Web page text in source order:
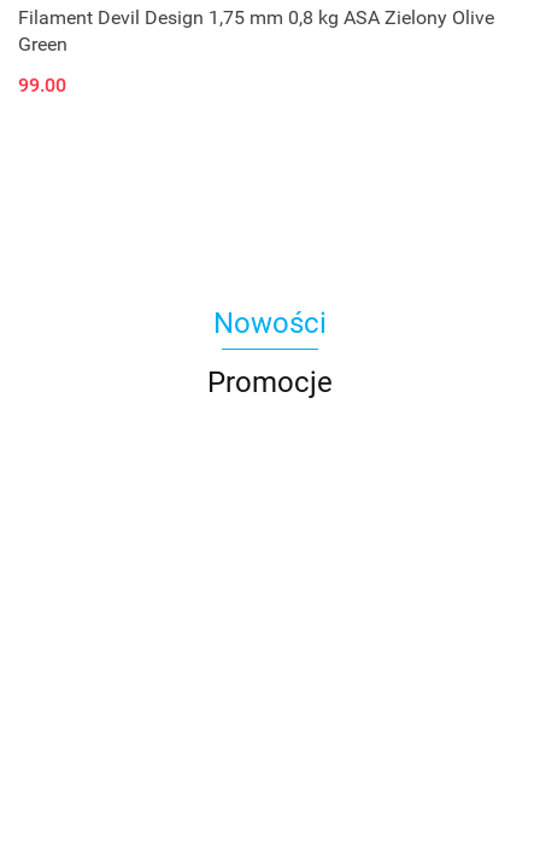
Filament Devil Design 1,75 mm 0,8 kg ASA Zielony Olive
Green
99.00
Nowości
Promocje